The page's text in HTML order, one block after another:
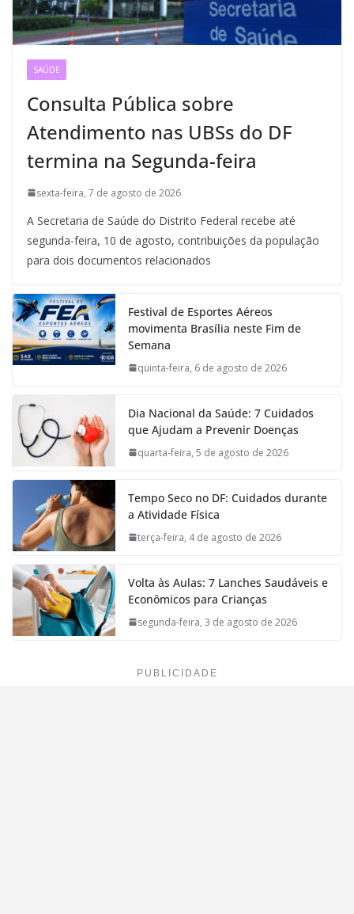
SAÚDE
Consulta Pública sobre
Atendimento nas UBSs do DF
termina na Segunda-feira
sexta-feira, 7 de agosto de 2026
A Secretaria de Saúde do Distrito Federal recebe até
segunda-feira, 10 de agosto, contribuições da população
para dois documentos relacionados
Festival de Esportes Aéreos
movimenta Brasília neste Fim de
Semana
quinta-feira, 6 de agosto de 2026
Dia Nacional da Saúde: 7 Cuidados
que Ajudam a Prevenir Doenças
quarta-feira, 5 de agosto de 2026
Tempo Seco no DF: Cuidados durante
a Atividade Física
terça-feira, 4 de agosto de 2026
Volta às Aulas: 7 Lanches Saudáveis e
Econômicos para Crianças
segunda-feira, 3 de agosto de 2026
PUBLICIDADE